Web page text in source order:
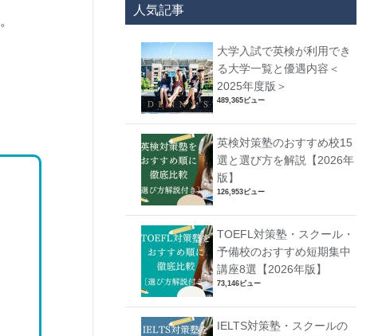
。
人気記事
大学入試で英検が利用でき
る大学一覧と優遇内容＜
2025年度版＞
489,365ビュー
英検対策塾のおすすめ校15
選と選び方を解説【2026年
版】
126,953ビュー
TOEFL対策塾・スクール・
予備校のおすすめ短期集中
講座8選【2026年版】
73,146ビュー
IELTS対策塾・スクールの